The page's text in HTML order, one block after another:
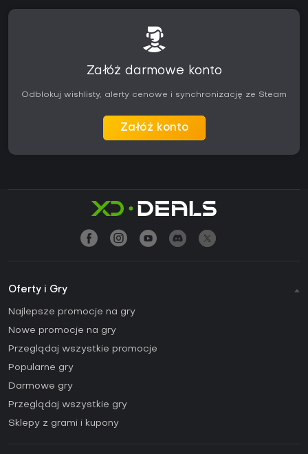
Załóż darmowe konto
Odblokuj wishlisty, alerty cenowe i synchronizację ze Steam
Załóż konto
Oferty i Gry
Najlepsze promocje na gry
Nowe promocje na gry
Przeglądaj wszystkie promocje
Popularne gry
Darmowe gry
Przeglądaj wszystkie gry
Sklepy z grami i kupony